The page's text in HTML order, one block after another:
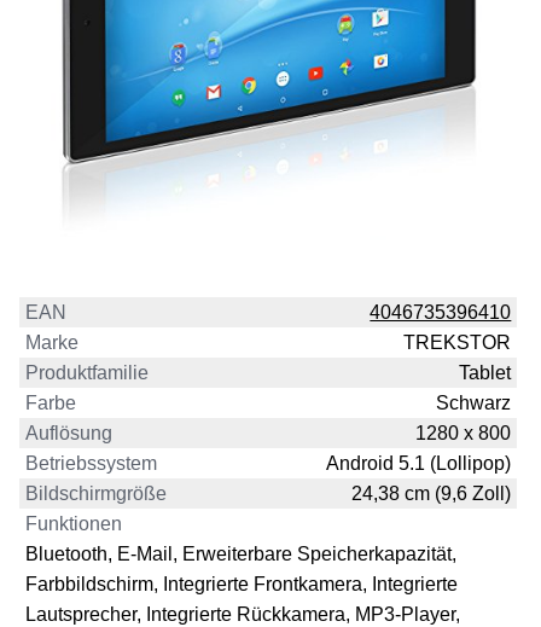
EAN
4046735396410
Marke
TREKSTOR
Produktfamilie
Tablet
Farbe
Schwarz
Auflösung
1280 x 800
Betriebssystem
Android 5.1 (Lollipop)
Bildschirmgröße
24,38 cm (9,6 Zoll)
Funktionen
Bluetooth, E-Mail, Erweiterbare Speicherkapazität,
Farbbildschirm, Integrierte Frontkamera, Integrierte
Lautsprecher, Integrierte Rückkamera, MP3-Player,